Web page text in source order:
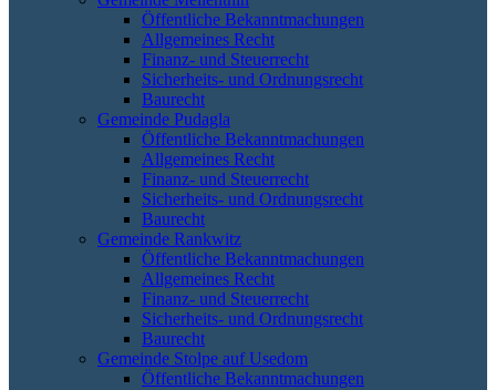
Öffentliche Bekanntmachungen
Allgemeines Recht
Finanz- und Steuerrecht
Sicherheits- und Ordnungsrecht
Baurecht
Gemeinde Pudagla
Öffentliche Bekanntmachungen
Allgemeines Recht
Finanz- und Steuerrecht
Sicherheits- und Ordnungsrecht
Baurecht
Gemeinde Rankwitz
Öffentliche Bekanntmachungen
Allgemeines Recht
Finanz- und Steuerrecht
Sicherheits- und Ordnungsrecht
Baurecht
Gemeinde Stolpe auf Usedom
Öffentliche Bekanntmachungen